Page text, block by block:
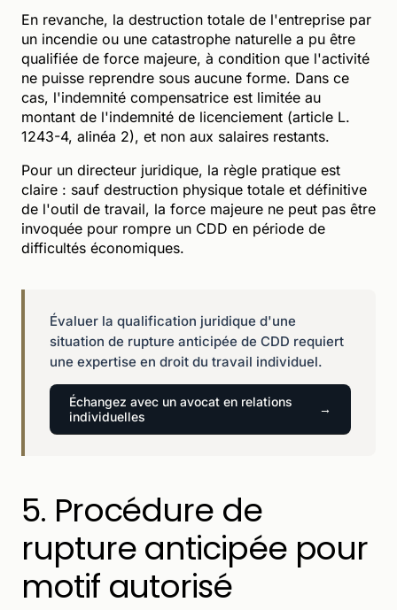
En revanche, la destruction totale de l'entreprise par
un incendie ou une catastrophe naturelle a pu être
qualifiée de force majeure, à condition que l'activité
ne puisse reprendre sous aucune forme. Dans ce
cas, l'indemnité compensatrice est limitée au
montant de l'indemnité de licenciement (article L.
1243-4, alinéa 2), et non aux salaires restants.
Pour un directeur juridique, la règle pratique est
claire : sauf destruction physique totale et définitive
de l'outil de travail, la force majeure ne peut pas être
invoquée pour rompre un CDD en période de
difficultés économiques.
Évaluer la qualification juridique d'une
situation de rupture anticipée de CDD requiert
une expertise en droit du travail individuel.
Échangez avec un avocat en relations
individuelles
5. Procédure de
rupture anticipée pour
motif autorisé